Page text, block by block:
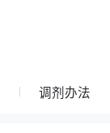
调剂办法